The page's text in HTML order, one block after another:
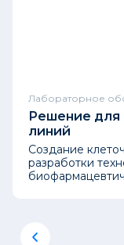
Лабораторное
Решение для
линий
Создание
разработки